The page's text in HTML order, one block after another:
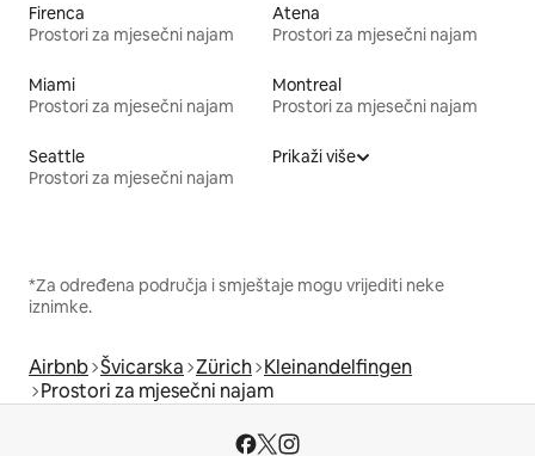
Firenca
Prostori za mjesečni najam
Atena
Prostori za mjesečni najam
Miami
Prostori za mjesečni najam
Montreal
Prostori za mjesečni najam
Seattle
Prostori za mjesečni najam
Prikaži više
*Za određena područja i smještaje mogu vrijediti neke
iznimke.
Airbnb Švicarska Zürich Kleinandelfingen
Prostori za mjesečni najam